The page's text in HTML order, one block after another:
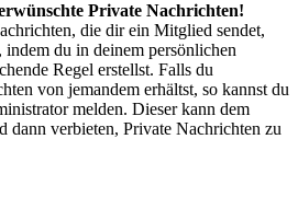
Private Nachrichten!
die dir ein Mitglied sendet,
indem du in deinem persönlichen
Regel erstellst. Falls du
von jemandem erhältst, so kannst du
melden. Dieser kann dem
dann verbieten, Private Nachrichten zu